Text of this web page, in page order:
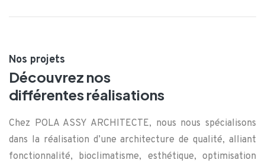
Nos projets
Découvrez nos
différentes réalisations
Chez POLA ASSY ARCHITECTE, nous nous spécialisons
dans la réalisation d’une architecture de qualité, alliant
fonctionnalité, bioclimatisme, esthétique, optimisation